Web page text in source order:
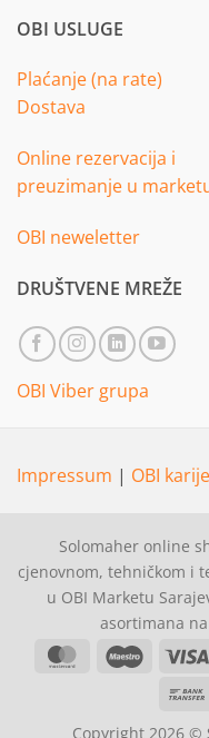
OBI USLUGE
Plaćanje (na rate)
Dostava
Online rezervacija i
preuzimanje u
OBI neweletter
DRUŠTVENE MREŽE
OBI Viber grupa
Impressum | OBI
Solomaher online
cjenovnom, tehničkom i
u OBI Marketu
asortimana
MasterCardMaestro
Copyright 2026 ©